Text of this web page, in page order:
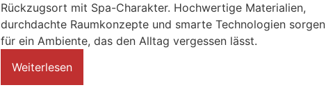
Rückzugsort mit Spa-Charakter. Hochwertige Materialien,
durchdachte Raumkonzepte und smarte Technologien sorgen
für ein Ambiente, das den Alltag vergessen lässt.
Weiterlesen